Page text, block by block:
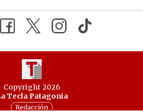
Copyright 2026
Tecla Patagonia
Redacción